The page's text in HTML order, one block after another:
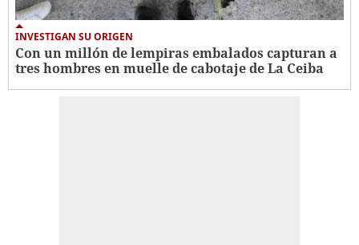
INVESTIGAN SU ORIGEN
Con un millón de lempiras embalados capturan a
tres hombres en muelle de cabotaje de La Ceiba